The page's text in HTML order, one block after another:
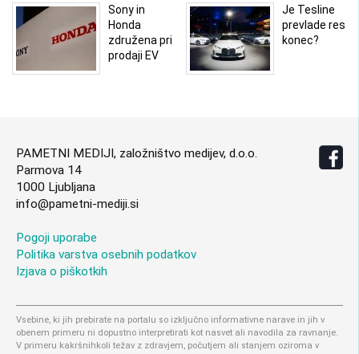
Sony in
Honda
združena pri
prodaji EV
Je Tesline
prevlade res
konec?
PAMETNI MEDIJI, založništvo medijev, d.o.o.
Parmova 14
1000 Ljubljana
info@pametni-mediji.si
Pogoji uporabe
Politika varstva osebnih podatkov
Izjava o piškotkih
Vsebine, ki jih prebirate na portalu so izključno informativne narave in jih v
obenem primeru ni dopustno interpretirati kot nasvet ali navodila za ravnanje.
V primeru kakršnihkoli težav z zdravjem, počutjem ali stanjem oziroma v